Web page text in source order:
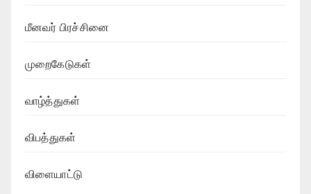
மீனவர் பிரச்சினை
முறைகேடுகள்
வாழ்த்துகள்
விபத்துகள்
விளையாட்டு